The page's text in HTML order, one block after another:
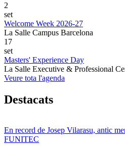
2
set
Welcome Week 2026-27
La Salle Campus Barcelona
17
set
Masters' Experience Day
La Salle Executive & Professional
Veure tota l'agenda
Destacats
En record de Josep Vilarasu, antic
FUNITEC